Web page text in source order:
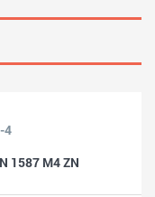
4
1587 M4 ZN